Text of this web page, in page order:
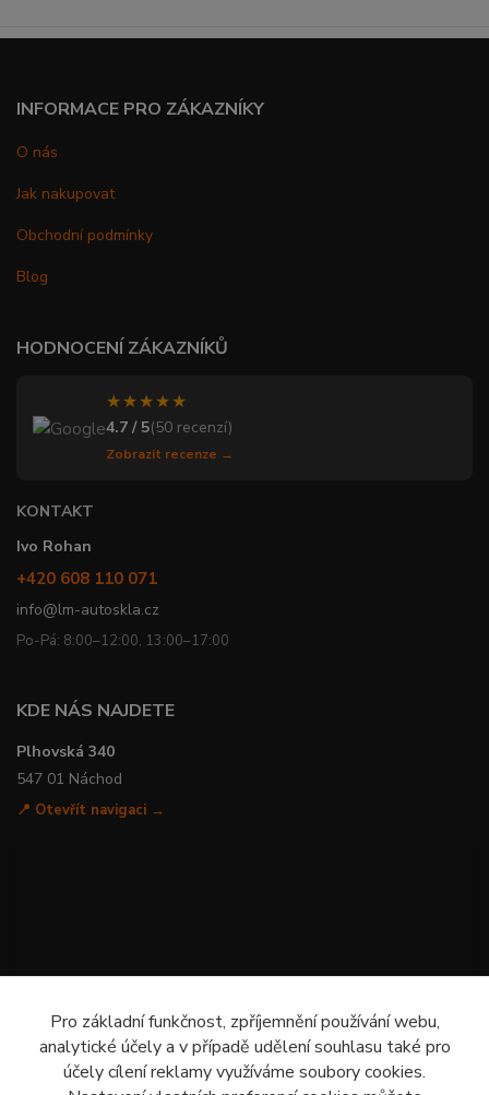
INFORMACE PRO ZÁKAZNÍKY
O nás
Jak nakupovat
Obchodní podmínky
Blog
HODNOCENÍ ZÁKAZNÍKŮ
★★★★★
4.7 / 5(50 recenzí)
Zobrazit recenze →
KONTAKT
Ivo Rohan
+420 608 110 071
info@lm-autoskla.cz
Po-Pá: 8:00–12:00, 13:00–17:00
KDE NÁS NAJDETE
Plhovská 340
547 01 Náchod
📍 Otevřít navigaci →
Pro základní funkčnost, zpříjemnění používání webu,
analytické účely a v případě udělení souhlasu také pro
účely cílení reklamy využíváme soubory cookies.